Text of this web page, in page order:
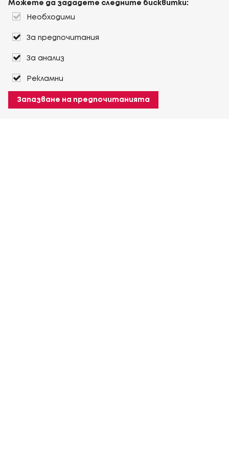
Можете да зададете следните бисквитки:
Необходими
За предпочитания
За анализ
Рекламни
Запазване на предпочитанията